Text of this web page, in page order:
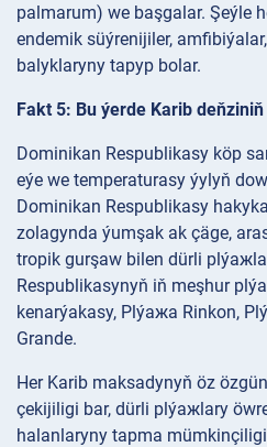
palmarum) we başgalar. Şeýle
endemik süýrenijiler,
balyklaryny tapyp bolar.
Fakt 5: Bu ýerde Karib
Dominikan Respublikasy köp
eýe we temperaturasy ýylyň
Dominikan Respublikasy
zolagynda ýumşak ak çäge,
tropik gurşaw bilen dürli
Respublikasynyň iň meşhur
kenarýakasy, Plýaжa Rinkon,
Grande.
Her Karib maksadynyň öz
çekijiligi bar, dürli plýaжlary
halanlaryny tapma